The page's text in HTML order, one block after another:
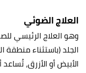
العلاج الضوئي
وهو العلاج الرئيسي
الجلد (باستثناء
الأبيض أو الأزرق،